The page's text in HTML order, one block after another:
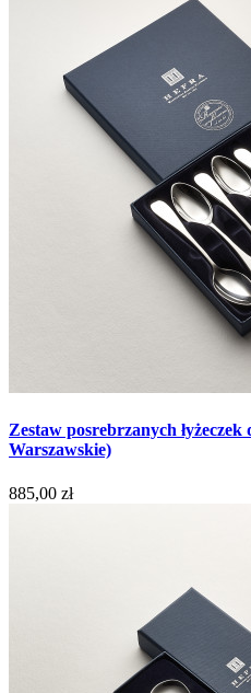
Zestaw posrebrzanych
Warszawskie)
885,00 zł